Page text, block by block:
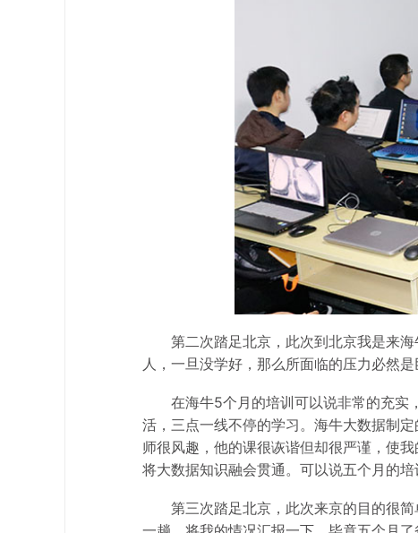
第二次踏足北京，此次到北京我是来
人，一旦没学好，那么所面临的压力必然是
在海牛5个月的培训可以说非常的充
活，三点一线不停的学习。海牛大数据制
师很风趣，他的课很诙谐但却很严谨，使
将大数据知识融会贯通。可以说五个月的
第三次踏足北京，此次来京的目的很